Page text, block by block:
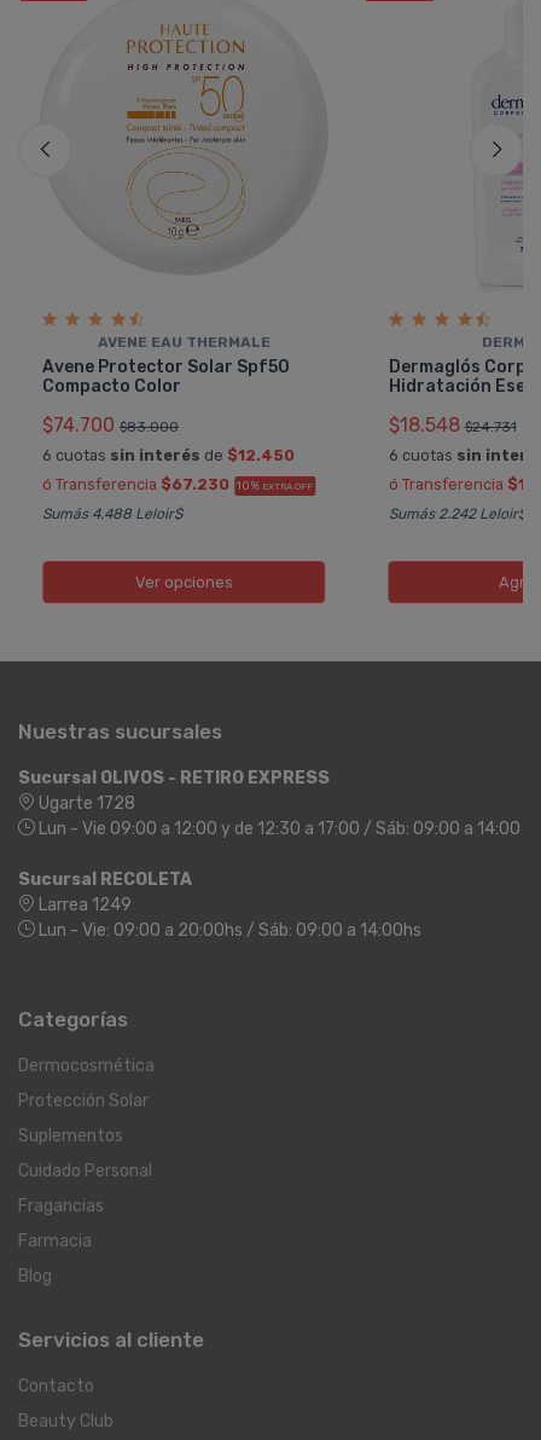
AVENE EAU THERMALE
Avene Protector Solar Spf50
Compacto Color
$74.700 $83.000
6 cuotas sin interés de $12.450
ó Transferencia $67.230 10% EXTRA OFF
Sumás 4.488 Leloir$
Ver opciones
Dermaglós
Hidratación
$18.548 $24.731
6 cuotas sin
ó Transferencia
Sumás 2.242 Leloir$
Nuestras sucursales
Sucursal OLIVOS - RETIRO EXPRESS
Ugarte 1728
Lun - Vie 09:00 a 12:00 y de 12:30 a 17:00 / Sáb: 09:00 a 14:00
Sucursal RECOLETA
Larrea 1249
Lun - Vie: 09:00 a 20:00hs / Sáb: 09:00 a 14:00hs
Categorías
Dermocosmética
Protección Solar
Suplementos
Cuidado Personal
Fragancias
Farmacia
Blog
Servicios al cliente
Contacto
Beauty Club